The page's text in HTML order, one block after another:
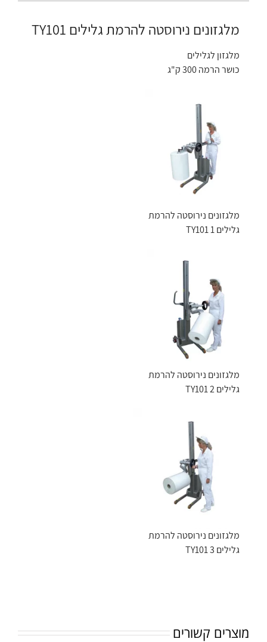
מלגזונים נירוסטה להרמת גלילים TY101
מלגזון לגלילים
כושר הרמה 300 ק"ג
מלגזונים נירוסטה להרמת
גלילים TY101 1
מלגזונים נירוסטה להרמת
גלילים TY101 2
מלגזונים נירוסטה להרמת
גלילים TY101 3
מוצרים קשורים